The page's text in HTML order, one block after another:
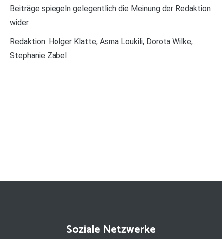
Beiträge spiegeln gelegentlich die Meinung der Redaktion
wider.
Redaktion: Holger Klatte, Asma Loukili, Dorota Wilke,
Stephanie Zabel
Soziale Netzwerke